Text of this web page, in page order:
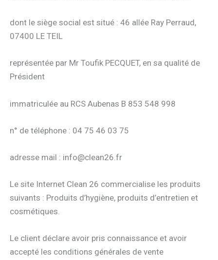
dont le siège social est situé : 46 allée Ray Perraud,
07400 LE TEIL
représentée par Mr Toufik PECQUET, en sa qualité de
Président
immatriculée au RCS Aubenas B 853 548 998
n° de téléphone : 04 75 46 03 75
adresse mail : info@clean26.fr
Le site Internet Clean 26 commercialise les produits
suivants : Produits d’hygiène, produits d’entretien et
cosmétiques.
Le client déclare avoir pris connaissance et avoir
accepté les conditions générales de vente